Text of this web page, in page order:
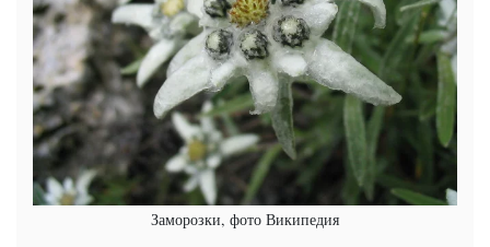
Заморозки, фото Википедия